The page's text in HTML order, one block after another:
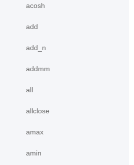
acosh
add
add_n
addmm
all
allclose
amax
amin